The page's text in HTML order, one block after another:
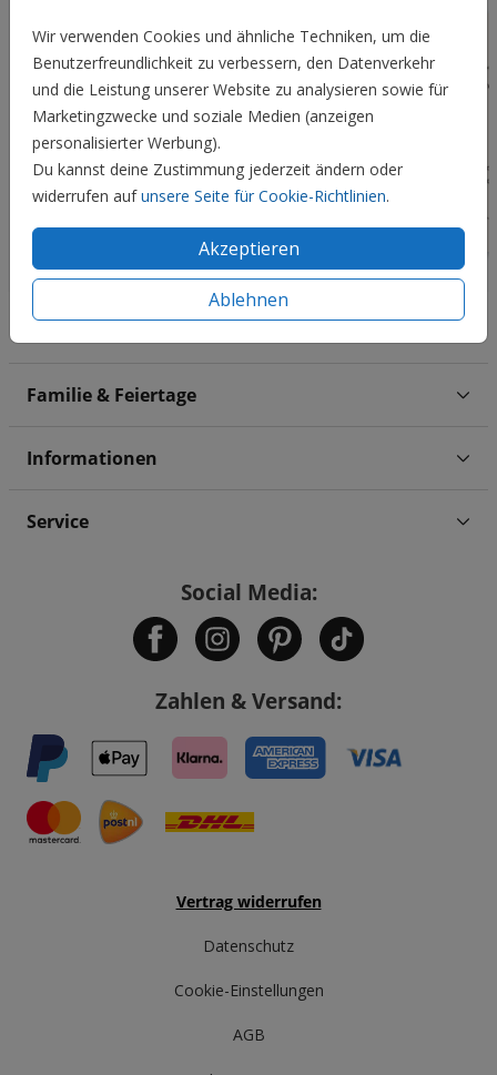
Wir verwenden Cookies und ähnliche Techniken, um die
Benutzerfreundlichkeit zu verbessern, den Datenverkehr
und die Leistung unserer Website zu analysieren sowie für
Marketingzwecke und soziale Medien (anzeigen
personalisierter Werbung).
Du kannst deine Zustimmung jederzeit ändern oder
widerrufen aufunsere Seite für Cookie-Richtlinien.
Akzeptieren
Ablehnen
Familie & Feiertage
Informationen
Service
Social Media:
Zahlen & Versand:
Vertrag widerrufen
Datenschutz
Cookie-Einstellungen
AGB